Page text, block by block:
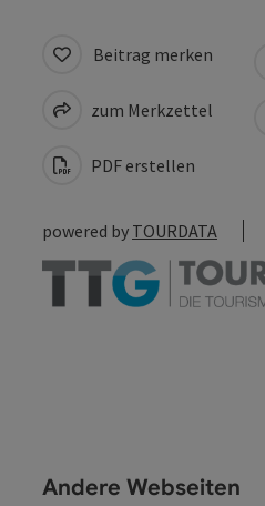
Beitrag merken
zum Merkzettel
PDF erstellen
powered by TOURDATA
Andere Webseiten